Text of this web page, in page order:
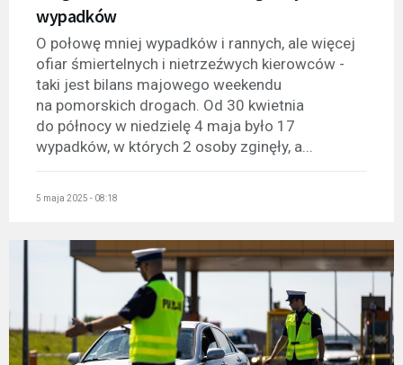
wypadków
O połowę mniej wypadków i rannych, ale więcej
ofiar śmiertelnych i nietrzeźwych kierowców -
taki jest bilans majowego weekendu
na pomorskich drogach. Od 30 kwietnia
do północy w niedzielę 4 maja było 17
wypadków, w których 2 osoby zginęły, a...
5 maja 2025 - 08:18